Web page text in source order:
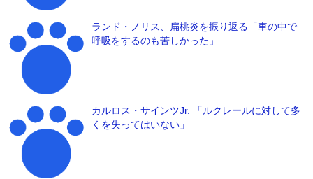
ランド・ノリス、扁桃炎を振り返る「車の中で
呼吸をするのも苦しかった」
カルロス・サインツJr. 「ルクレールに対して多
くを失ってはいない」